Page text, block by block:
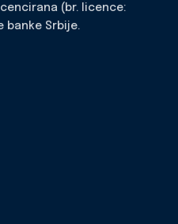
(br. licence:
banke Srbije.